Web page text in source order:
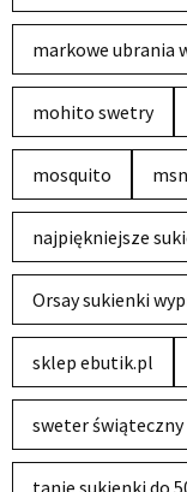
markowe ubrania
mohito swetry
mosquito
najpiękniejsze
Orsay sukienki
sklep ebutik.pl
sweter świąteczny
tanie sukienki do